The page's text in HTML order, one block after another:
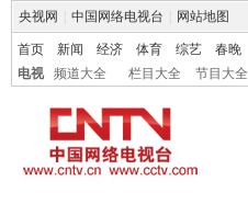
央视网 中国网络电视台 网站地图
首页 新闻 经济 体育 综艺 春晚
电视
频道大全 栏目大全 节目大全